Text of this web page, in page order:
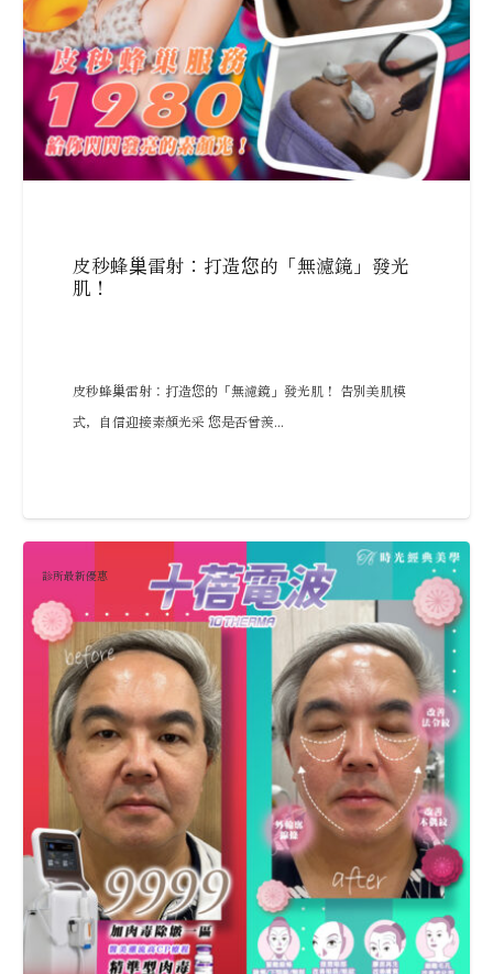
皮秒蜂巢雷射：打造您的「無濾鏡」發光
肌！
皮秒蜂巢雷射：打造您的「無濾鏡」發光肌！ 告別美肌模
式，自信迎接素顏光采 您是否曾羨...
診所最新優惠